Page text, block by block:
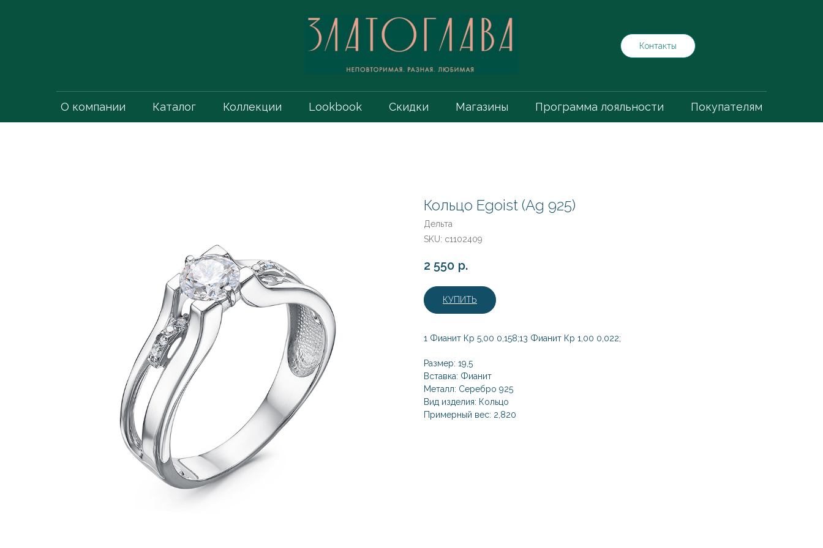
Контакты
О компании Каталог Коллекции Lookbook Скидки Магазины Программа лояльности Покупателям
Кольцо Egoist (Ag 925)
Дельта
SKU: с1102409
2 550 р.
КУПИТЬ
1 Фианит Кр 5,00 0,158;13 Фианит Кр 1,00 0,022;
Размер: 19,5
Вставка: Фианит
Металл: Серебро 925
Вид изделия: Кольцо
Примерный вес: 2,820